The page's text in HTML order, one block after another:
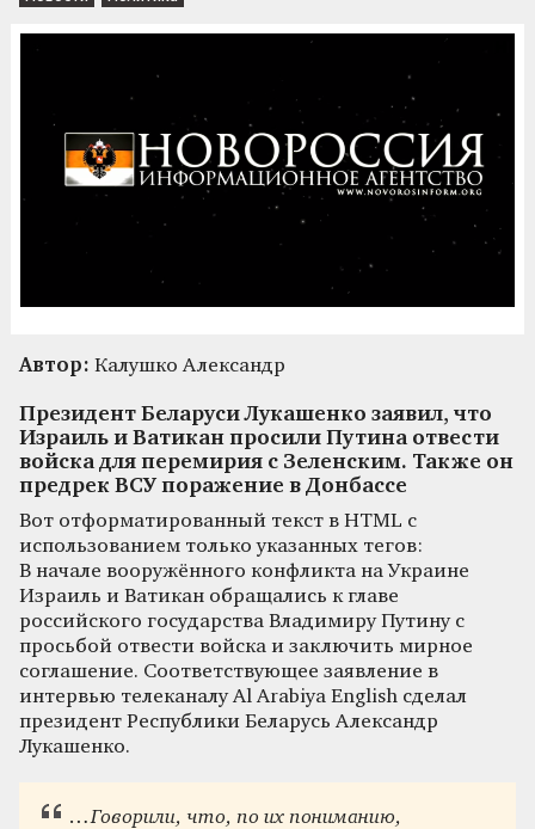
Автор: Калушко Александр
Президент Беларуси Лукашенко заявил, что
Израиль и Ватикан просили Путина отвести
войска для перемирия с Зеленским. Также он
предрек ВСУ поражение в Донбассе
Вот отформатированный текст в HTML с
использованием только указанных тегов:
В начале вооружённого конфликта на Украине
Израиль и Ватикан обращались к главе
российского государства Владимиру Путину с
просьбой отвести войска и заключить мирное
соглашение. Соответствующее заявление в
интервью телеканалу Al Arabiya English сделал
президент Республики Беларусь Александр
Лукашенко.
…Говорили, что, по их пониманию,